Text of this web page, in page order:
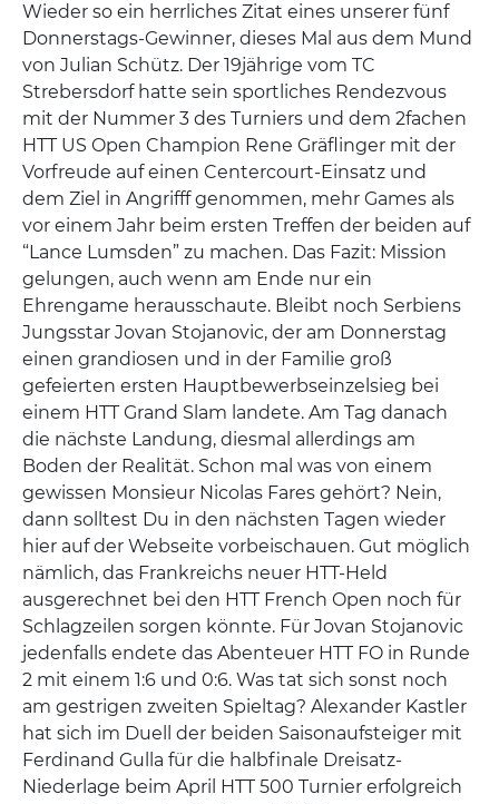
Wieder so ein herrliches Zitat eines unserer fünf
Donnerstags-Gewinner, dieses Mal aus dem Mund
von Julian Schütz. Der 19jährige vom TC
Strebersdorf hatte sein sportliches Rendezvous
mit der Nummer 3 des Turniers und dem 2fachen
HTT US Open Champion Rene Gräflinger mit der
Vorfreude auf einen Centercourt-Einsatz und
dem Ziel in Angrifff genommen, mehr Games als
vor einem Jahr beim ersten Treffen der beiden auf
“Lance Lumsden” zu machen. Das Fazit: Mission
gelungen, auch wenn am Ende nur ein
Ehrengame herausschaute. Bleibt noch Serbiens
Jungsstar Jovan Stojanovic, der am Donnerstag
einen grandiosen und in der Familie groß
gefeierten ersten Hauptbewerbseinzelsieg bei
einem HTT Grand Slam landete. Am Tag danach
die nächste Landung, diesmal allerdings am
Boden der Realität. Schon mal was von einem
gewissen Monsieur Nicolas Fares gehört? Nein,
dann solltest Du in den nächsten Tagen wieder
hier auf der Webseite vorbeischauen. Gut möglich
nämlich, das Frankreichs neuer HTT-Held
ausgerechnet bei den HTT French Open noch für
Schlagzeilen sorgen könnte. Für Jovan Stojanovic
jedenfalls endete das Abenteuer HTT FO in Runde
2 mit einem 1:6 und 0:6. Was tat sich sonst noch
am gestrigen zweiten Spieltag? Alexander Kastler
hat sich im Duell der beiden Saisonaufsteiger mit
Ferdinand Gulla für die halbfinale Dreisatz-
Niederlage beim April HTT 500 Turnier erfolgreich